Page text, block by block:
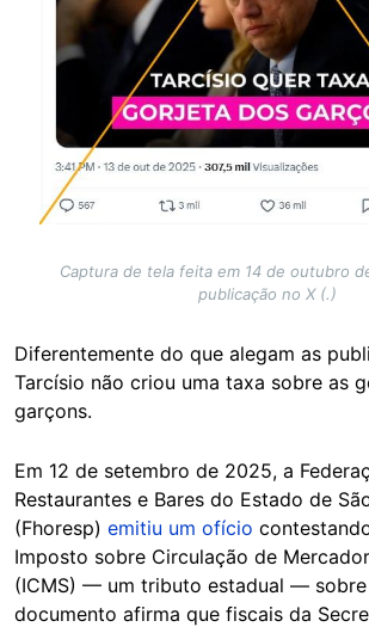
Captura de tela feita em 14 de outubro
publicação no X (.)
Diferentemente do que alegam as
Tarcísio não criou uma taxa sobre as
garçons.
Em 12 de setembro de 2025, a
Restaurantes e Bares do Estado de
(Fhoresp) emitiu um ofício
Imposto sobre Circulação de
(ICMS) — um tributo estadual — sobre
documento afirma que fiscais da